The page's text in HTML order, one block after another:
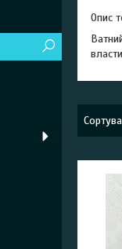
Опис